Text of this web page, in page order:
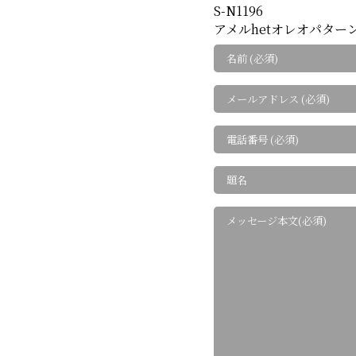
S-N1196
アメルhetオレオパター